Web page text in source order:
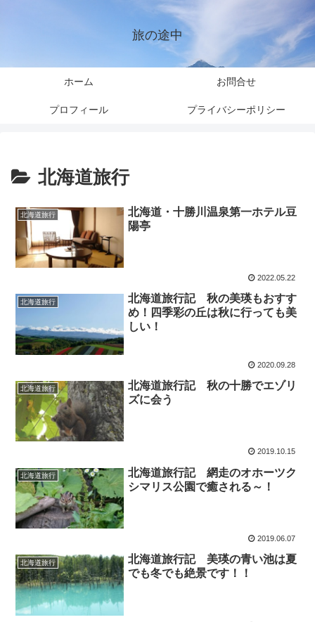
旅の途中
ホーム お問合せ
プロフィール プライバシーポリシー
北海道旅行
北海道旅行
北海道・十勝川温泉第一ホテル豆
陽亭
2022.05.22
北海道旅行
北海道旅行記 秋の美瑛もおすす
め！四季彩の丘は秋に行っても美
しい！
2020.09.28
北海道旅行
北海道旅行記 秋の十勝でエゾリ
ズに会う
2019.10.15
北海道旅行
北海道旅行記 網走のオホーツク
シマリス公園で癒される～！
2019.06.07
北海道旅行
北海道旅行記 美瑛の青い池は夏
でも冬でも絶景です！！